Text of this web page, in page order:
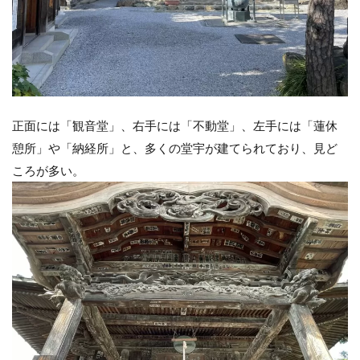
正面には「観音堂」、右手には「不動堂」、左手には「蓮休
憩所」や「納経所」と、多くの堂宇が建てられており、見ど
ころが多い。